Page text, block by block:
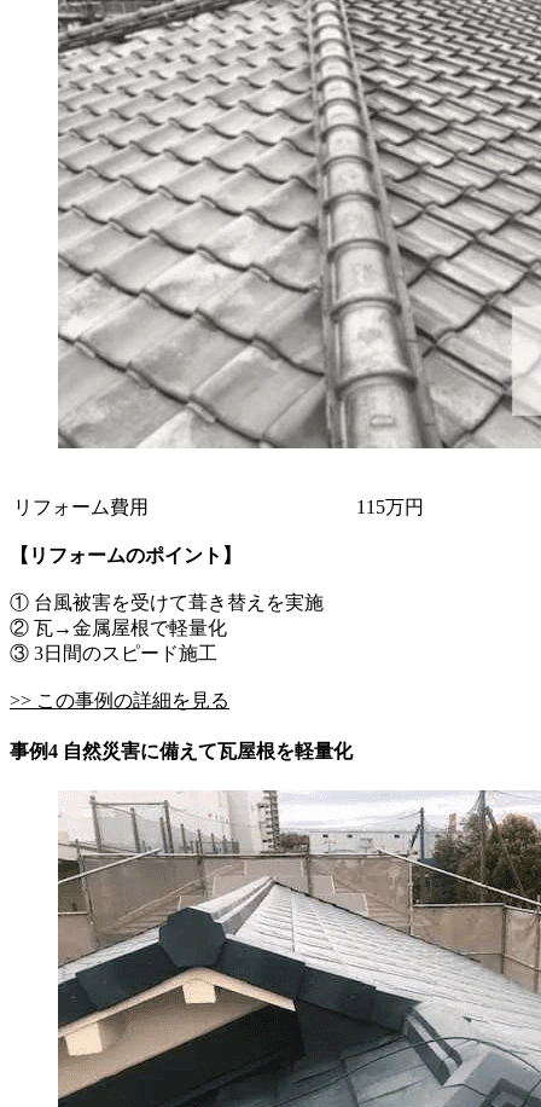
リフォーム費用 115万円
【リフォームのポイント】
① 台風被害を受けて葺き替えを実施
② 瓦→金属屋根で軽量化
③ 3日間のスピード施工
>> この事例の詳細を見る
事例4 自然災害に備えて瓦屋根を軽量化